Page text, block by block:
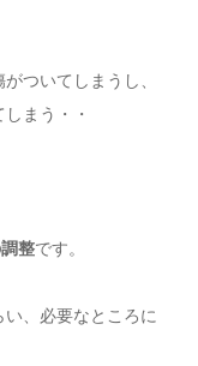
ついてしまうし、
まう・・
整です。
、必要なところに